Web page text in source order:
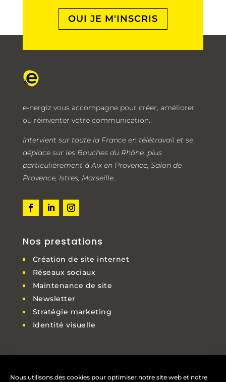
Nous utilisons des cookies pour optimiser notre site web et notre
OUI JE M'INSCRIS
e-nergiz vous accompagne pour créer, améliorer
ou réinventer votre communication..
Intervient sur toute la France en télétravail et se
déplace sur les Bouches du Rhône, plus
particulièrement à Aix en Provence, Salon de
Provence, Istres, Marseille..
Nos prestations
Création de site internet
Réseaux sociaux
Maintenance de site
Newsletter
Stratégie marketing
Identité visuelle